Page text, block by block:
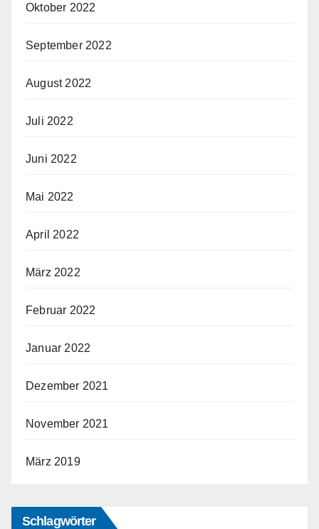
Oktober 2022
September 2022
August 2022
Juli 2022
Juni 2022
Mai 2022
April 2022
März 2022
Februar 2022
Januar 2022
Dezember 2021
November 2021
März 2019
Schlagwörter